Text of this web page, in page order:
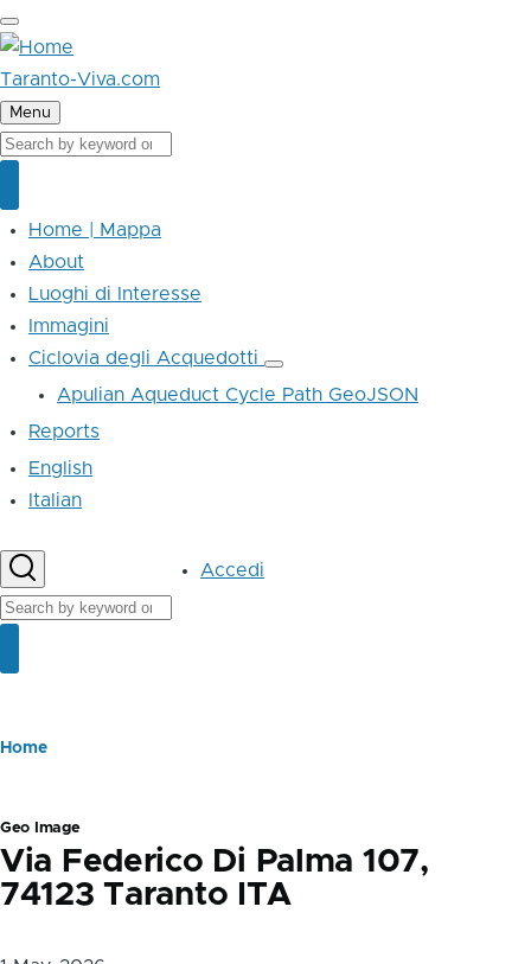
Skip
to
main
content
Taranto-Viva.com
Menu
Cerca
Main
navigation
Home | Mappa
About
Luoghi di Interesse
Immagini
Ciclovia degli Acquedotti
Ciclovia
degli
Acquedotti
Apulian Aqueduct Cycle Path GeoJSON
Reports
English
Italian
Cerca
UserAccedi
Briciole
pane
Home
Geo Image
Via Federico Di Palma 107,
74123 Taranto ITA